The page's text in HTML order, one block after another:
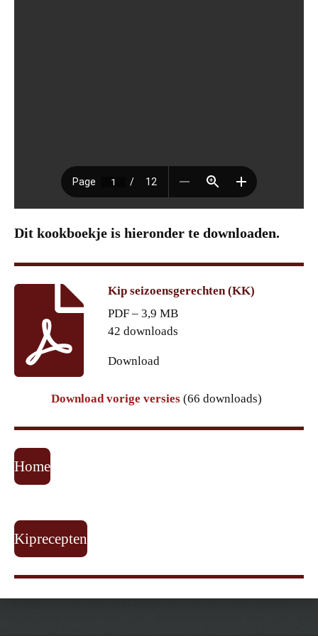
Dit kookboekje is hieronder te downloaden.
Kip seizoensgerechten (KK)
PDF – 3,9 MB
42 downloads
Download
Download vorige versies (66 downloads)
Home
Kiprecepten